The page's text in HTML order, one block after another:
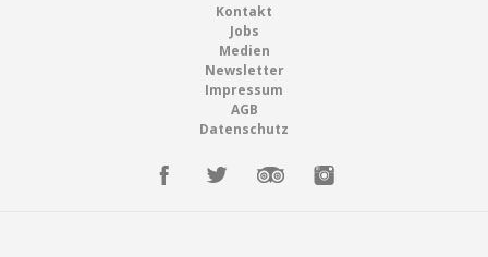
Kontakt
Jobs
Medien
Newsletter
Impressum
AGB
Datenschutz